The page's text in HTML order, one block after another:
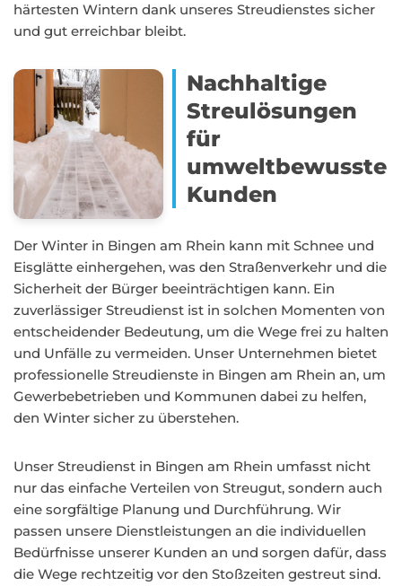
härtesten Wintern dank unseres Streudienstes sicher
und gut erreichbar bleibt.
Nachhaltige
Streulösungen
für
umweltbewusste
Kunden
Der Winter in Bingen am Rhein kann mit Schnee und
Eisglätte einhergehen, was den Straßenverkehr und die
Sicherheit der Bürger beeinträchtigen kann. Ein
zuverlässiger Streudienst ist in solchen Momenten von
entscheidender Bedeutung, um die Wege frei zu halten
und Unfälle zu vermeiden. Unser Unternehmen bietet
professionelle Streudienste in Bingen am Rhein an, um
Gewerbebetrieben und Kommunen dabei zu helfen,
den Winter sicher zu überstehen.
Unser Streudienst in Bingen am Rhein umfasst nicht
nur das einfache Verteilen von Streugut, sondern auch
eine sorgfältige Planung und Durchführung. Wir
passen unsere Dienstleistungen an die individuellen
Bedürfnisse unserer Kunden an und sorgen dafür, dass
die Wege rechtzeitig vor den Stoßzeiten gestreut sind.